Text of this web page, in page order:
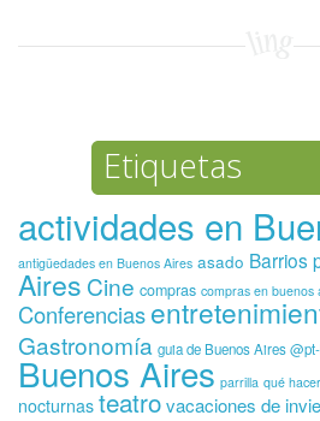
Etiquetas
actividades en
antigüedades en Buenos Aires asado Barrios
Aires Cine compras compras en buenos
Conferencias
Gastronomía guia de Buenos Aires
Buenos Aires parrilla qué
nocturnas teatrovacaciones de